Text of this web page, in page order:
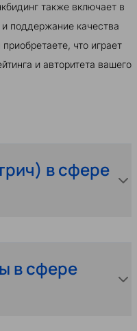
также включает в
поддержание качества
что играет
и авторитета вашего
в сфере
в сфере